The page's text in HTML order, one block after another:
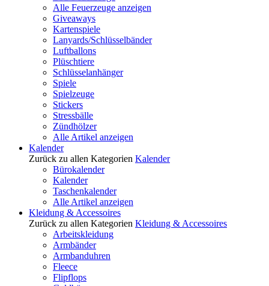
Alle Feuerzeuge anzeigen
Giveaways
Kartenspiele
Lanyards/Schlüsselbänder
Luftballons
Plüschtiere
Schlüsselanhänger
Spiele
Spielzeuge
Stickers
Stressbälle
Zündhölzer
Alle Artikel anzeigen
Kalender
Zurück zu allen Kategorien Kalender
Bürokalender
Kalender
Taschenkalender
Alle Artikel anzeigen
Kleidung & Accessoires
Zurück zu allen Kategorien Kleidung & Accessoires
Arbeitskleidung
Armbänder
Armbanduhren
Fleece
Flipflops